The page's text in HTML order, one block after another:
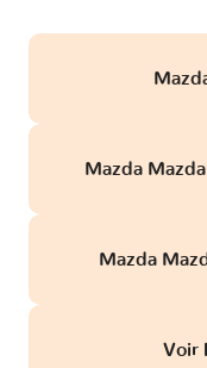
Mazda
Mazda
Voir